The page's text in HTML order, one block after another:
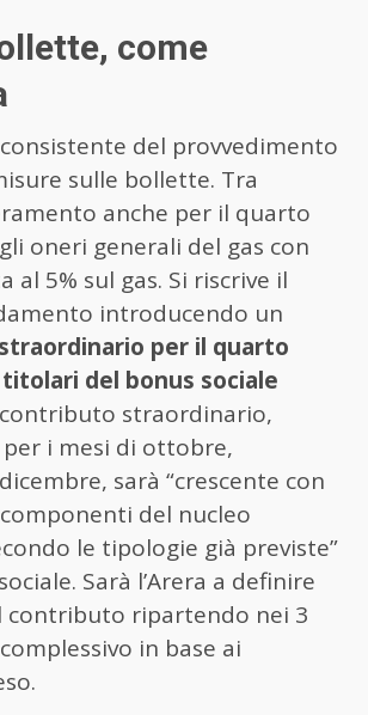
come
del provvedimento
sulle bollette. Tra
anche per il quarto
oneri generali del gas con
al 5% sul gas. Si riscrive il
introducendo un
per il quarto
del bonus sociale
straordinario,
i mesi di ottobre,
sarà “crescente con
del nucleo
le tipologie già previste”
Sarà l’Arera a definire
contributo ripartendo nei 3
in base ai